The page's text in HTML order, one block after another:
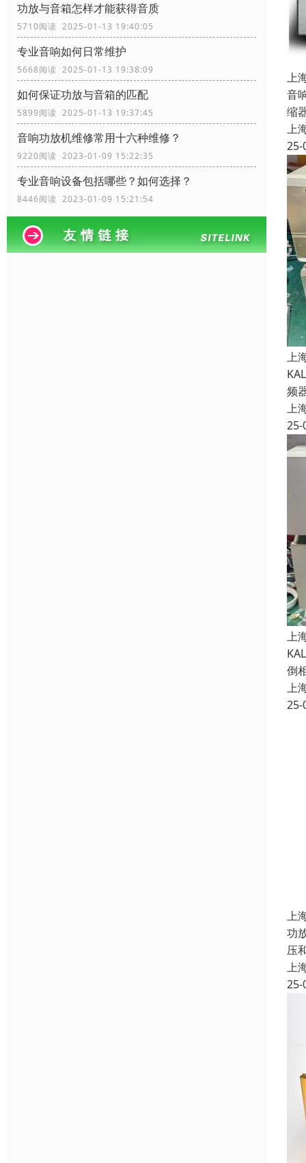
功放与音箱怎样才能获得音质
5710阅读 2025-01-13 19:40:05
专业音响如何日常维护
5668阅读 2025-01-13 19:38:09
如何保证功放与音箱的匹配
5899阅读 2025-01-13 19:37:45
音响功放机维修常用十六种维修？
9220阅读 2023-01-09 15:22:35
专业音响设备包括哪些？如何选择？
8446阅读 2023-01-09 15:21:54
上
音
缩
上
25-
上
频
上
25-
上
倒
上
25-
上
功
压
上
25-